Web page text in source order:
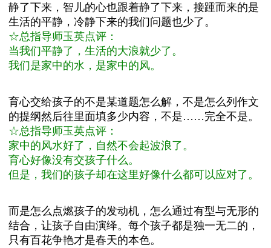
静了下来，智儿的心也跟着静了下来，接踵而来的是
生活的平静，冷静下来的我们问题也少了。
☆总指导师玉英点评：
当我们平静了，生活的大浪就少了。
我们是家中的水，是家中的风。
育心交给孩子的不是某道题怎么解，不是怎么列作文
的提纲然后往里面填多少内容，不是……完全不是。
☆总指导师玉英点评：
家中的风水好了，自然不会起波浪了。
育心好像没有交孩子什么。
但是，我们的孩子却在这里好像什么都可以应对了。
而是怎么点燃孩子的发动机，怎么通过有型与无形的
结合，让孩子自由演绎。每个孩子都是独一无二的，
只有百花争艳才是春天的本色。